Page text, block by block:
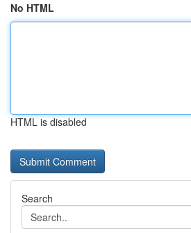
No HTML
HTML is disabled
Search